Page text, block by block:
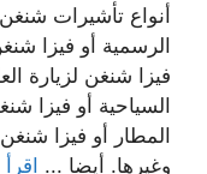
أنواع تأشيرات
الرسمية أو فيزا
فيزا شنغن لزيارة
السياحية أو فيزا
المطار أو فيزا
وغيرها. أيضا ...